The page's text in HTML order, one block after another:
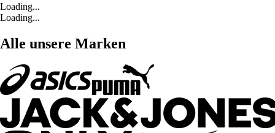
Loading...
Loading...
Alle unsere Marken